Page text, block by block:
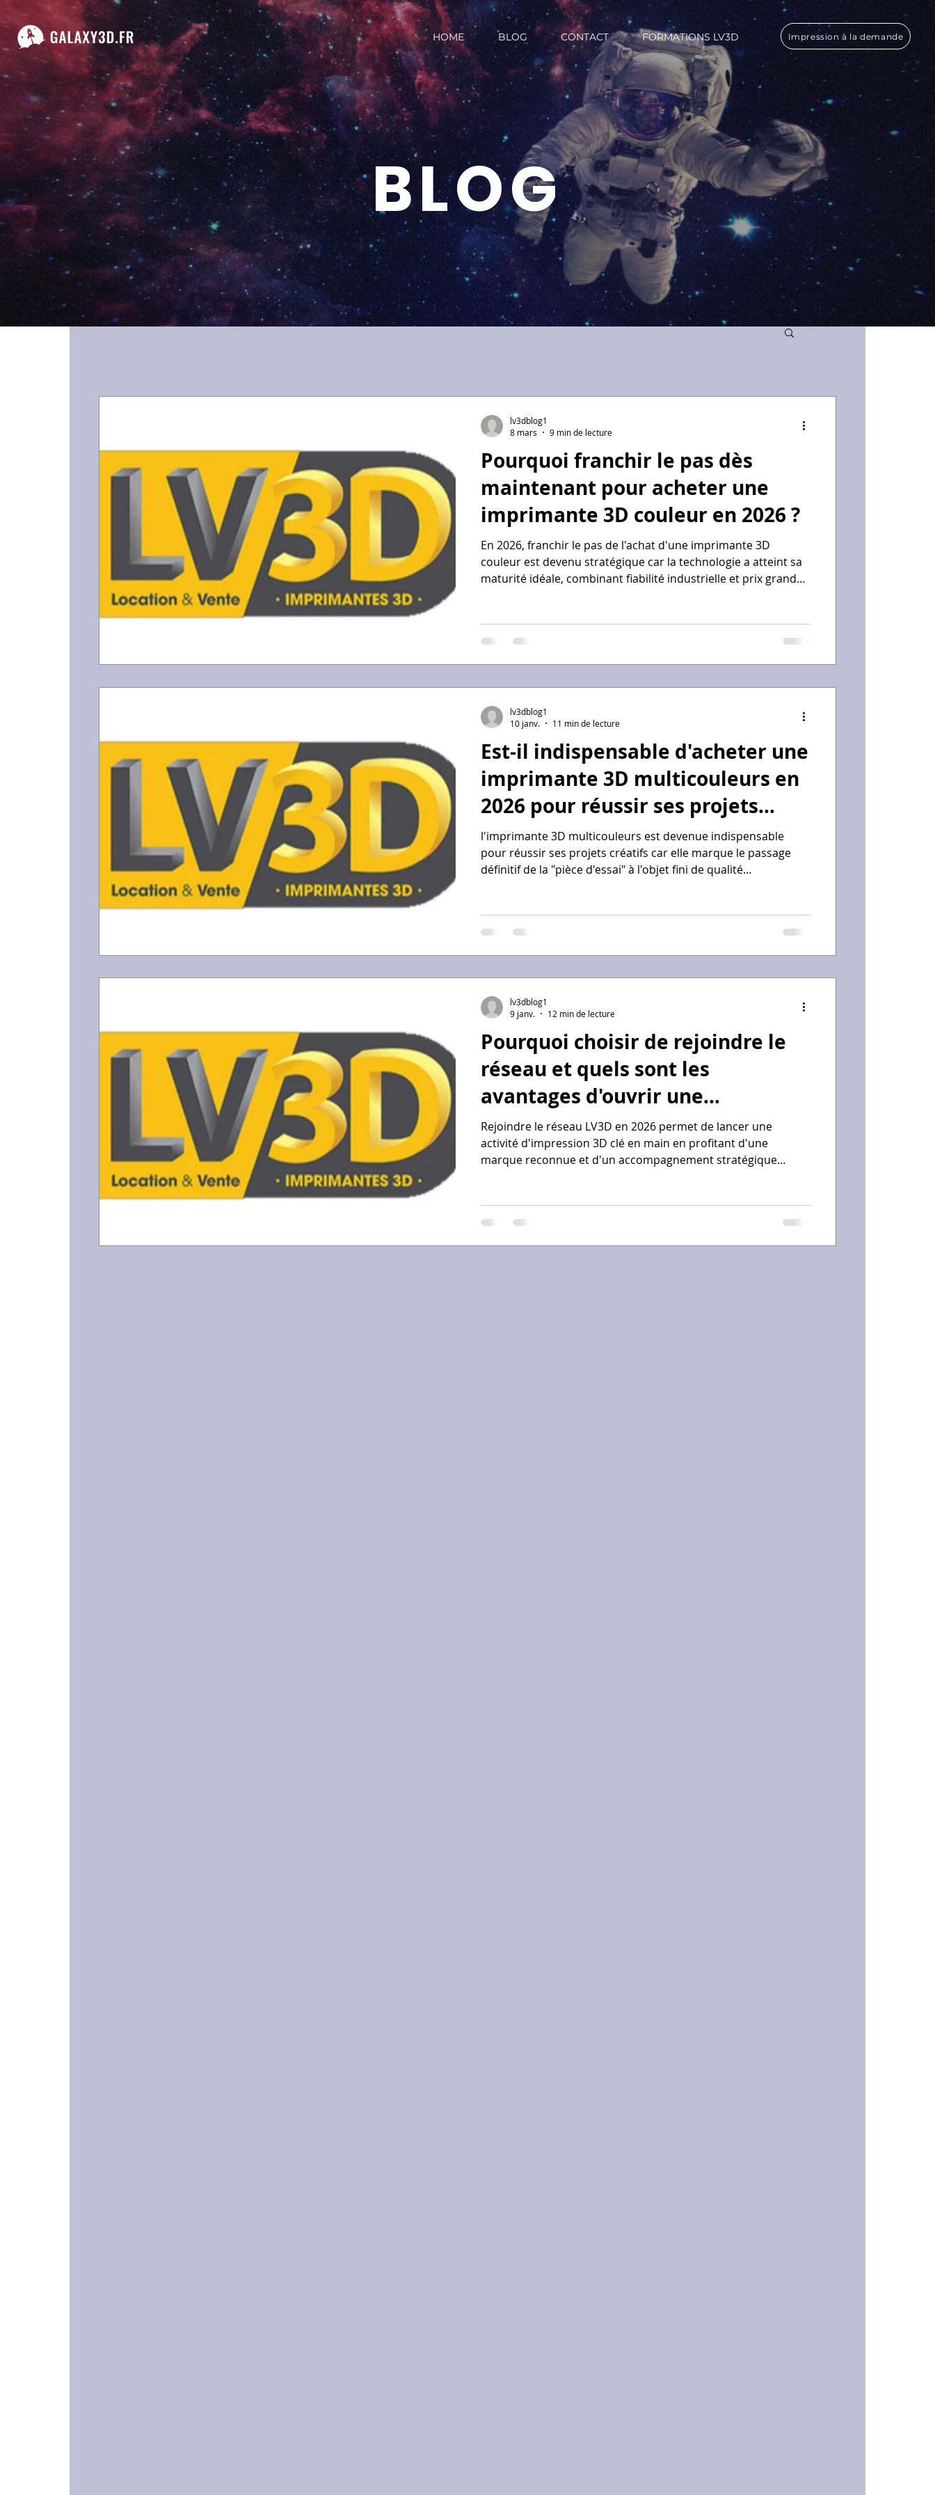
HOME BLOG CONTACT FORMATIONS LV3D Impression à la demande
BLOG
Pourquoi franchir le pas dès
maintenant pour acheter une
imprimante 3D couleur en 2026 ?
En 2026, franchir le pas de l'achat d'une imprimante 3D
couleur est devenu stratégique car la technologie a atteint sa
maturité idéale, combinant fiabilité industrielle et prix grand
utilisateur en gérant automatiquement les aspects techniques
complexes. Investir dès maintenant permet de diviser ses
coûts de fabrication par dix tout en supprimant 90 % du travail
lv3dblog1
8 mars
9 min de lecture
Est-il indispensable d'acheter une
imprimante 3D multicouleurs en
2026 pour réussir ses projets
créatifs ?
l'imprimante 3D multicouleurs est devenue indispensable
pour réussir ses projets créatifs car elle marque le passage
définitif de la "pièce d'essai" à l'objet fini de qualité
Palette 300 présentée au CES 2026, les créateurs ne sont plus
limités par des heures de peinture manuelle ou des
assemblages complexes.
lv3dblog1
10 janv.
11 min de lecture
Pourquoi choisir de rejoindre le
réseau et quels sont les
avantages d'ouvrir une
concession LV3D ?
Rejoindre le réseau LV3D en 2026 permet de lancer une
activité d'impression 3D clé en main en profitant d'une
marque reconnue et d'un accompagnement stratégique
impression à la demande. En tant que concessionnaire, vous
bénéficiez d'une exclusivité territoriale et d'un accès privilégié
aux dernières innovations technologiques
lv3dblog1
9 janv.
12 min de lecture